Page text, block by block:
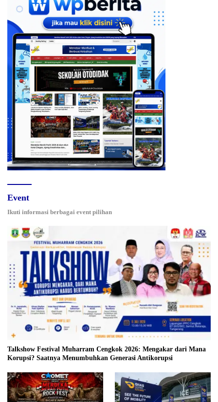
Event
Ikuti informasi berbagai event pilihan
Talkshow Festival Muharram Cengkok 2026: Mengakar dari Mana
Korupsi? Saatnya Menumbuhkan Generasi Antikorupsi